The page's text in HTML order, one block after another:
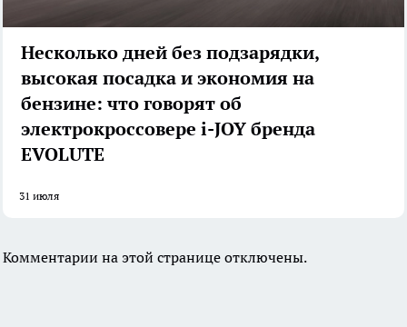
Несколько дней без подзарядки,
высокая посадка и экономия на
бензине: что говорят об
электрокроссовере i-JOY бренда
EVOLUTE
31 июля
Комментарии на этой странице отключены.